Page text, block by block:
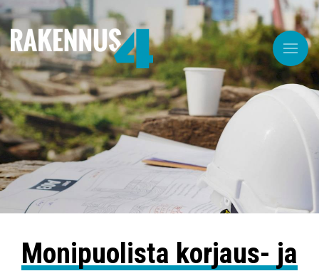
Monipuolista korjaus- ja